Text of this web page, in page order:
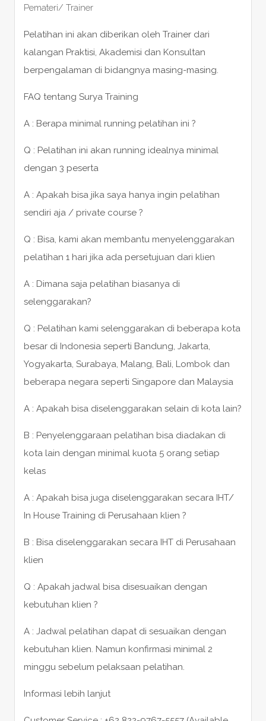
Pemateri/ Trainer
Pelatihan ini akan diberikan oleh Trainer dari
kalangan Praktisi, Akademisi dan Konsultan
berpengalaman di bidangnya masing-masing.
FAQ tentang Surya Training
A : Berapa minimal running pelatihan ini ?
Q : Pelatihan ini akan running idealnya minimal
dengan 3 peserta
A : Apakah bisa jika saya hanya ingin pelatihan
sendiri aja / private course ?
Q : Bisa, kami akan membantu menyelenggarakan
pelatihan 1 hari jika ada persetujuan dari klien
A : Dimana saja pelatihan biasanya di
selenggarakan?
Q : Pelatihan kami selenggarakan di beberapa kota
besar di Indonesia seperti Bandung, Jakarta,
Yogyakarta, Surabaya, Malang, Bali, Lombok dan
beberapa negara seperti Singapore dan Malaysia
A : Apakah bisa diselenggarakan selain di kota lain?
B : Penyelenggaraan pelatihan bisa diadakan di
kota lain dengan minimal kuota 5 orang setiap
kelas
A : Apakah bisa juga diselenggarakan secara IHT/
In House Training di Perusahaan klien ?
B : Bisa diselenggarakan secara IHT di Perusahaan
klien
Q : Apakah jadwal bisa disesuaikan dengan
kebutuhan klien ?
A : Jadwal pelatihan dapat di sesuaikan dengan
kebutuhan klien. Namun konfirmasi minimal 2
minggu sebelum pelaksaan pelatihan.
Informasi lebih lanjut